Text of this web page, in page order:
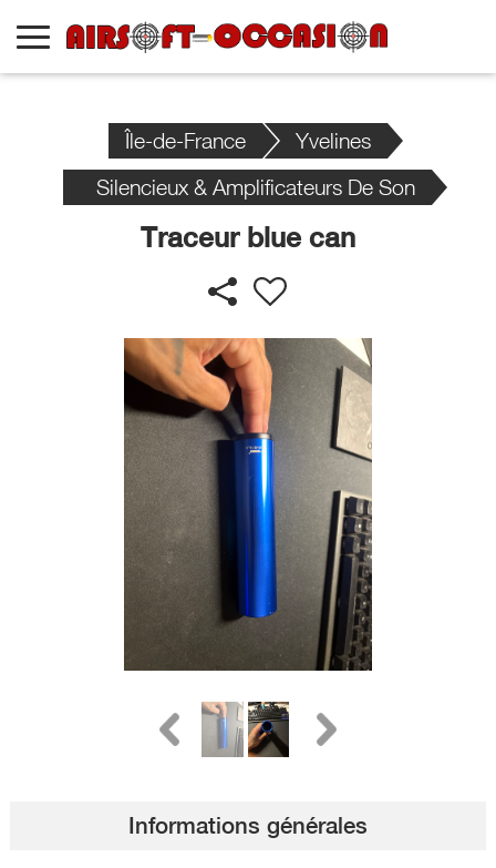
Île-de-France
Yvelines
Silencieux & Amplificateurs De Son
Traceur blue can
Informations générales